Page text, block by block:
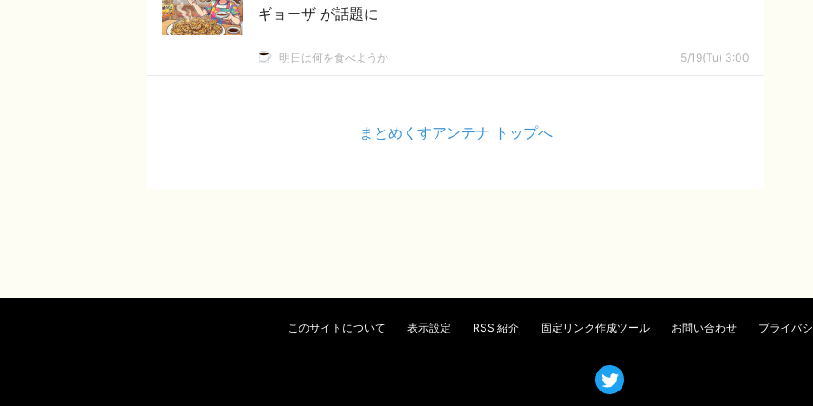
ギョーザ が話題に
明日は何を食べようか 5/19(Tu) 3:00
まとめくすアンテナ トップへ
このサイトについて 表示設定 RSS 紹介 固定リンク作成ツール お問い合わせ プライバ